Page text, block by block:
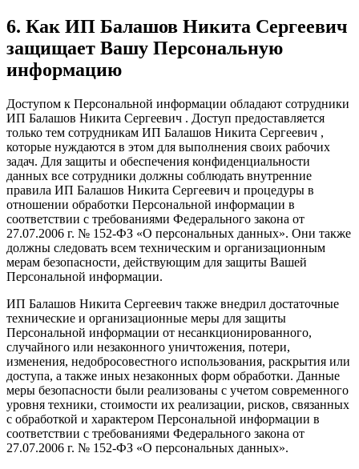
6. Как ИП Балашов Никита Сергеевич
защищает Вашу Персональную
информацию
Доступом к Персональной информации обладают сотрудники
ИП Балашов Никита Сергеевич . Доступ предоставляется
только тем сотрудникам ИП Балашов Никита Сергеевич ,
которые нуждаются в этом для выполнения своих рабочих
задач. Для защиты и обеспечения конфиденциальности
данных все сотрудники должны соблюдать внутренние
правила ИП Балашов Никита Сергеевич и процедуры в
отношении обработки Персональной информации в
соответствии с требованиями Федерального закона от
27.07.2006 г. № 152-ФЗ «О персональных данных». Они также
должны следовать всем техническим и организационным
мерам безопасности, действующим для защиты Вашей
Персональной информации.
ИП Балашов Никита Сергеевич также внедрил достаточные
технические и организационные меры для защиты
Персональной информации от несанкционированного,
случайного или незаконного уничтожения, потери,
изменения, недобросовестного использования, раскрытия или
доступа, а также иных незаконных форм обработки. Данные
меры безопасности были реализованы с учетом современного
уровня техники, стоимости их реализации, рисков, связанных
с обработкой и характером Персональной информации в
соответствии с требованиями Федерального закона от
27.07.2006 г. № 152-ФЗ «О персональных данных».